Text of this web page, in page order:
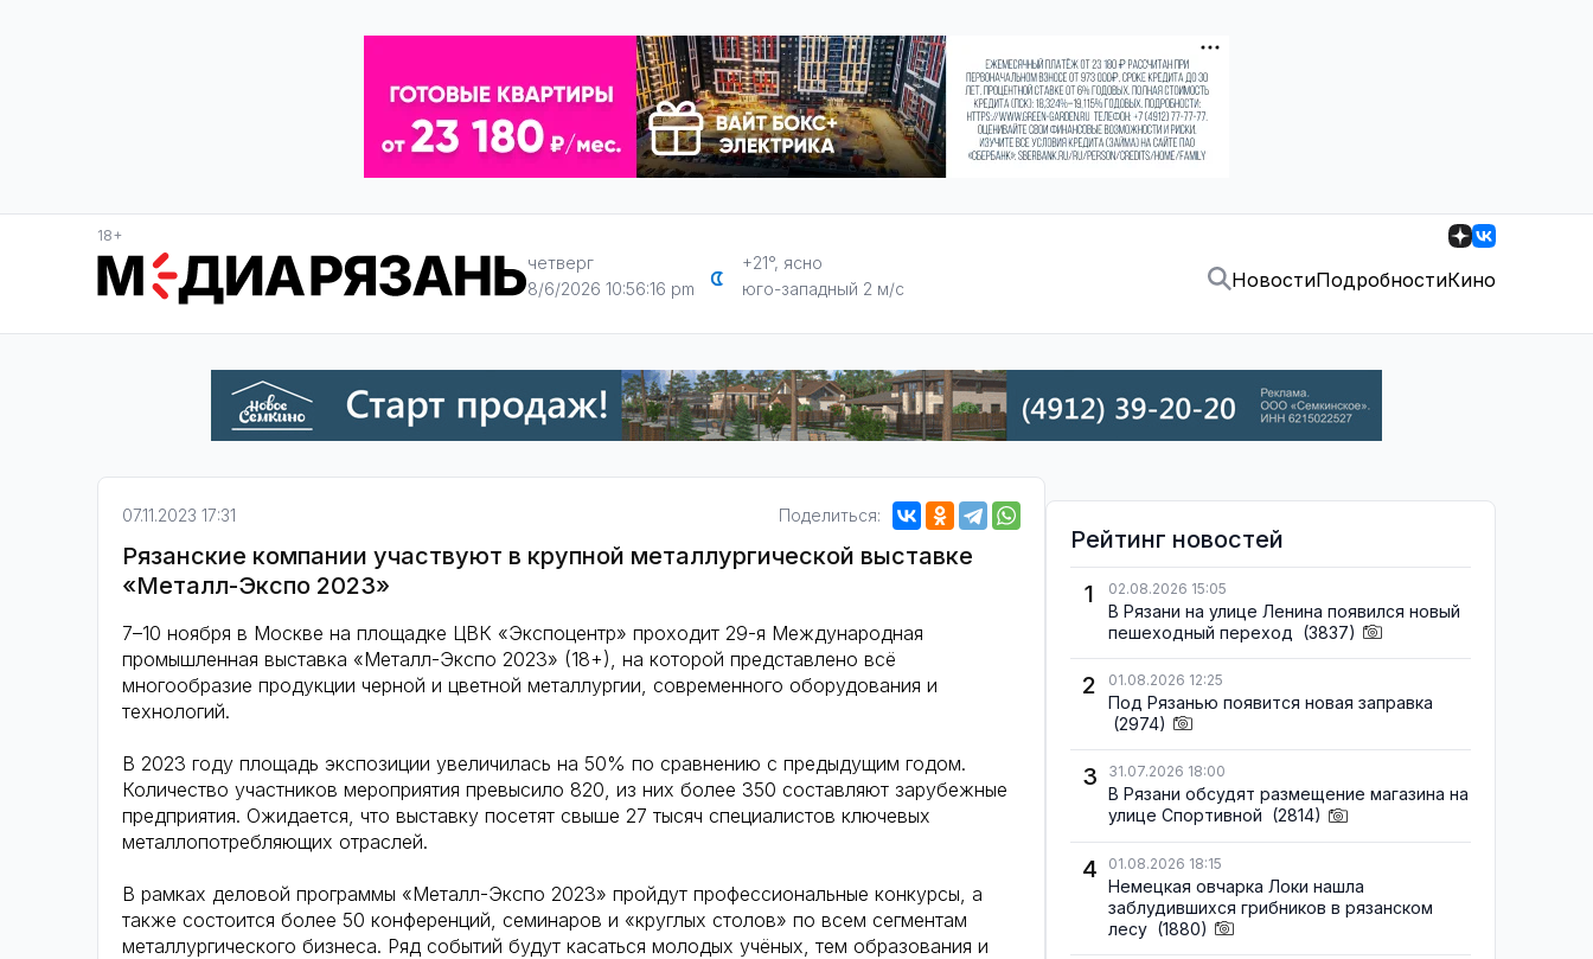
18+
четверг
8/6/2026 10:56:17 pm
+21°, ясно
юго-западный 2 м/с
НовостиПодробностиКино
07.11.2023 17:31 Поделиться:
Рязанские компании участвуют в крупной металлургической выставке
«Металл-Экспо 2023»
7–10 ноября в Москве на площадке ЦВК «Экспоцентр» проходит 29-я Международная
промышленная выставка «Металл-Экспо 2023» (18+), на которой представлено всё
многообразие продукции черной и цветной металлургии, современного оборудования и
технологий.
В 2023 году площадь экспозиции увеличилась на 50% по сравнению с предыдущим годом.
Количество участников мероприятия превысило 820, из них более 350 составляют зарубежные
предприятия. Ожидается, что выставку посетят свыше 27 тысяч специалистов ключевых
металлопотребляющих отраслей.
В рамках деловой программы «Металл-Экспо 2023» пройдут профессиональные конкурсы, а
также состоится более 50 конференций, семинаров и «круглых столов» по всем сегментам
металлургического бизнеса. Ряд событий будут касаться молодых учёных, тем образования и
Рейтинг новостей
1
02.08.2026 15:05
В Рязани на улице Ленина появился новый
пешеходный переход (3837)
2 01.08.2026 12:25
Под Рязанью появится новая заправка
(2974)
3 31.07.2026 18:00
В Рязани обсудят размещение магазина на
улице Спортивной (2814)
4 01.08.2026 18:15
Немецкая овчарка Локи нашла
заблудившихся грибников в рязанском
лесу (1880)